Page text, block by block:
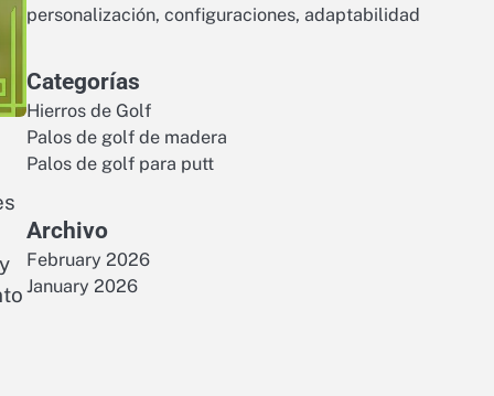
personalización, configuraciones, adaptabilidad
Categorías
Hierros de Golf
Palos de golf de madera
Palos de golf para putt
Archivo
February 2026
January 2026